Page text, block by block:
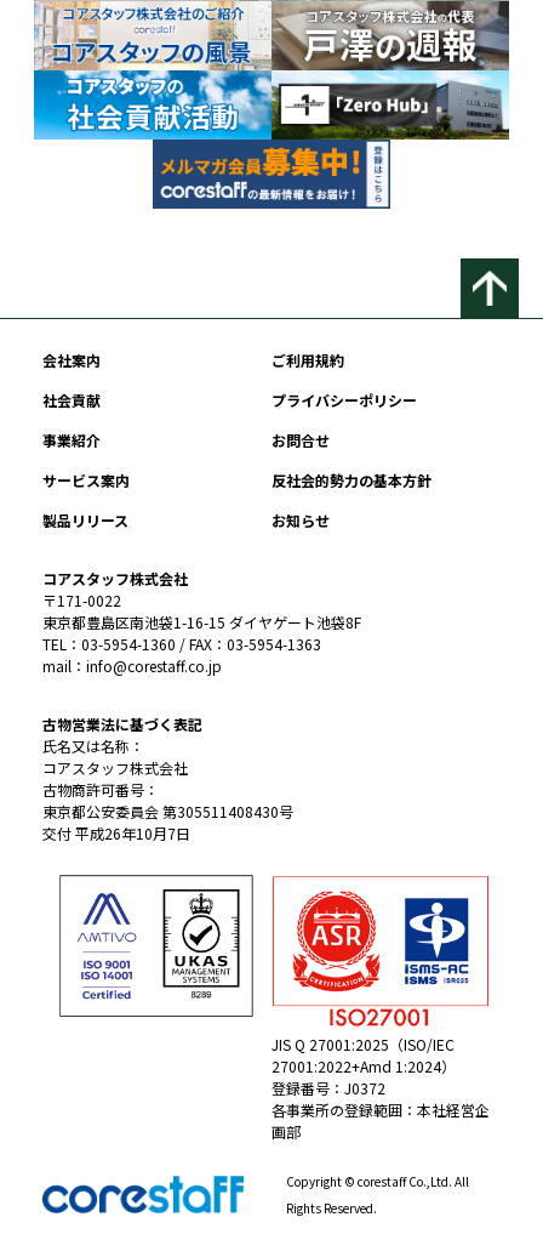
会社案内
ご利用規約
社会貢献
プライバシーポリシー
事業紹介
お問合せ
サービス案内
反社会的勢力の基本方針
製品リリース
お知らせ
コアスタッフ株式会社
〒171-0022
東京都豊島区南池袋1-16-15 ダイヤゲート池袋8F
TEL：03-5954-1360 / FAX：03-5954-1363
mail：info@corestaff.co.jp
古物営業法に基づく表記
氏名又は名称：
コアスタッフ株式会社
古物商許可番号：
東京都公安委員会 第305511408430号
交付 平成26年10月7日
JIS Q 27001:2025（ISO/IEC
27001:2022+Amd 1:2024）
登録番号：J0372
各事業所の登録範囲：本社経営企
画部
Copyright © corestaff Co.,Ltd. All
Rights Reserved.